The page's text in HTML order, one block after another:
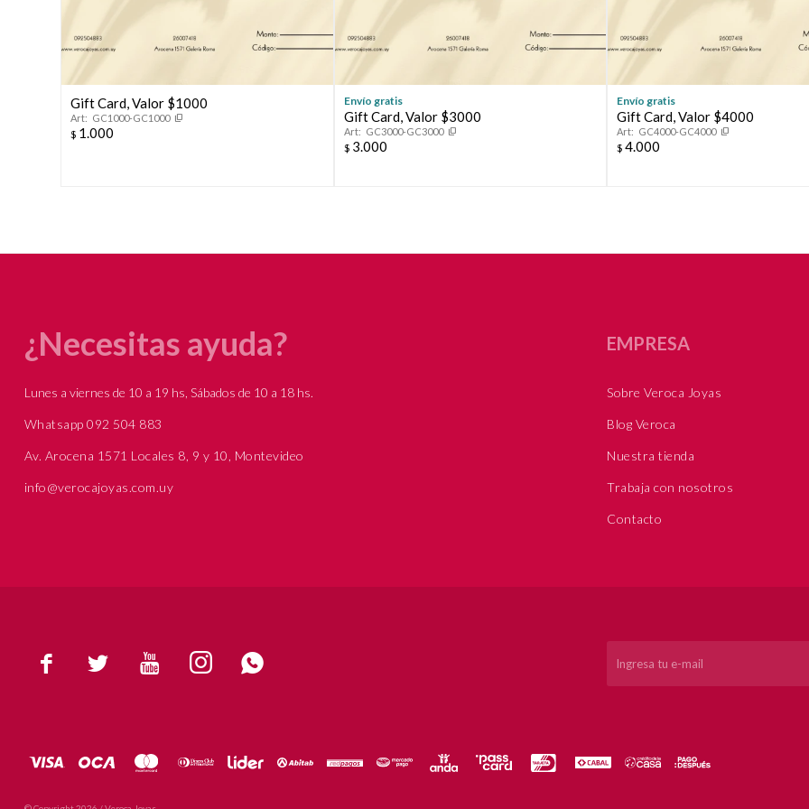
Gift Card, Valor $1000
GC1000-GC1000
$ 1.000
Envío gratis
Gift Card, Valor $3000
GC3000-GC3000
$ 3.000
Envío gratis
Gift Card, Valor $4000
GC4000-GC4000
$ 4.000
    
¿Necesitas ayuda?
Lunes a viernes de 10 a 19 hs, Sábados de 10 a 18 hs.
Whatsapp 092 504 883
Av. Arocena 1571 Locales 8, 9 y 10, Montevideo
info@verocajoyas.com.uy
EMPRESA
Sobre Veroca Joyas
Blog Veroca
Nuestra tienda
Trabaja con nosotros
Contacto